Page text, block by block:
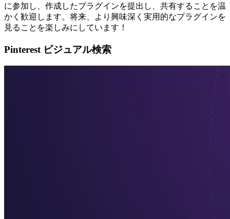
に参加し、作成したプラグインを提出し、共有することを温
かく歓迎します。将来、より興味深く実用的なプラグインを
見ることを楽しみにしています！
Pinterest ビジュアル検索